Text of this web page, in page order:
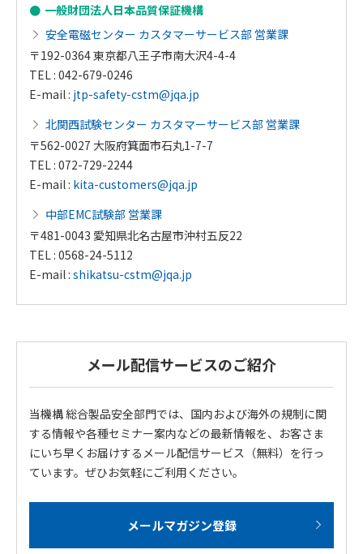
一般財団法人日本品質保証機構
安全電磁センター カスタマーサービス部 営業課
〒192-0364 東京都八王子市南大沢4-4-4
TEL : 042-679-0246
E-mail : jtp-safety-cstm@jqa.jp
北関西試験センター カスタマーサービス部 営業課
〒562-0027 大阪府箕面市石丸1-7-7
TEL : 072-729-2244
E-mail : kita-customers@jqa.jp
中部EMC試験部 営業課
〒481-0043 愛知県北名古屋市沖村五反22
TEL : 0568-24-5112
E-mail : shikatsu-cstm@jqa.jp
メール配信サービスのご紹介
当機構 総合製品安全部門では、国内および海外の規制に関
する情報や各種セミナー案内などの最新情報を、お客さま
にいち早くお届けするメール配信サービス（無料）を行っ
ています。ぜひお気軽にご利用ください。
メールマガジン登録